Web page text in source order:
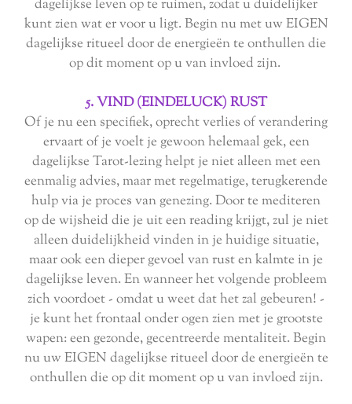
dagelijkse leven op te ruimen, zodat u duidelijker
kunt zien wat er voor u ligt. Begin nu met uw EIGEN
dagelijkse ritueel door de energieën te onthullen die
op dit moment op u van invloed zijn.
5. VIND (EINDELUCK) RUST
Of je nu een specifiek, oprecht verlies of verandering
ervaart of je voelt je gewoon helemaal gek, een
dagelijkse Tarot-lezing helpt je niet alleen met een
eenmalig advies, maar met regelmatige, terugkerende
hulp via je proces van genezing. Door te mediteren
op de wijsheid die je uit een reading krijgt, zul je niet
alleen duidelijkheid vinden in je huidige situatie,
maar ook een dieper gevoel van rust en kalmte in je
dagelijkse leven. En wanneer het volgende probleem
zich voordoet - omdat u weet dat het zal gebeuren! -
je kunt het frontaal onder ogen zien met je grootste
wapen: een gezonde, gecentreerde mentaliteit. Begin
nu uw EIGEN dagelijkse ritueel door de energieën te
onthullen die op dit moment op u van invloed zijn.